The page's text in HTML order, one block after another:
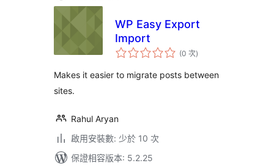
WP Easy Export
Import
(0 次評
分
數
)
Makes it easier to migrate posts between
sites.
Rahul Aryan
啟用安裝數: 少於 10 次
保證相容版本: 5.2.25